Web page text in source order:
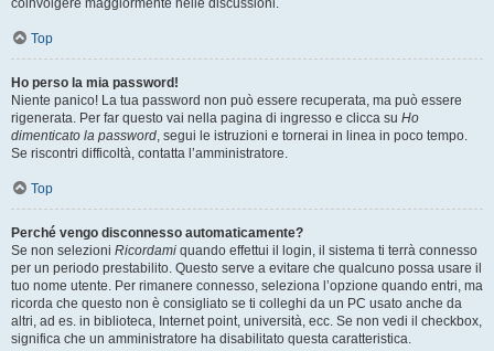
coinvolgere maggiormente nelle discussioni.
Top
Ho perso la mia password!
Niente panico! La tua password non può essere recuperata, ma può essere
rigenerata. Per far questo vai nella pagina di ingresso e clicca su Ho
dimenticato la password, segui le istruzioni e tornerai in linea in poco tempo.
Se riscontri difficoltà, contatta l’amministratore.
Top
Perché vengo disconnesso automaticamente?
Se non selezioni Ricordami quando effettui il login, il sistema ti terrà connesso
per un periodo prestabilito. Questo serve a evitare che qualcuno possa usare il
tuo nome utente. Per rimanere connesso, seleziona l’opzione quando entri, ma
ricorda che questo non è consigliato se ti colleghi da un PC usato anche da
altri, ad es. in biblioteca, Internet point, università, ecc. Se non vedi il checkbox,
significa che un amministratore ha disabilitato questa caratteristica.